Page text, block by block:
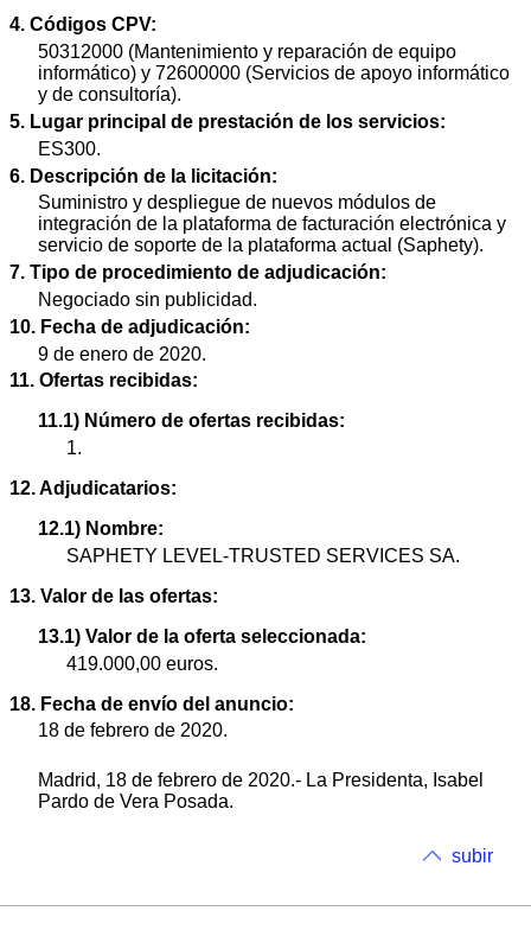
4. Códigos CPV:
50312000 (Mantenimiento y reparación de equipo
informático) y 72600000 (Servicios de apoyo informático
y de consultoría).
5. Lugar principal de prestación de los servicios:
ES300.
6. Descripción de la licitación:
Suministro y despliegue de nuevos módulos de
integración de la plataforma de facturación electrónica y
servicio de soporte de la plataforma actual (Saphety).
7. Tipo de procedimiento de adjudicación:
Negociado sin publicidad.
10. Fecha de adjudicación:
9 de enero de 2020.
11. Ofertas recibidas:
11.1) Número de ofertas recibidas:
1.
12. Adjudicatarios:
12.1) Nombre:
SAPHETY LEVEL-TRUSTED SERVICES SA.
13. Valor de las ofertas:
13.1) Valor de la oferta seleccionada:
419.000,00 euros.
18. Fecha de envío del anuncio:
18 de febrero de 2020.
Madrid, 18 de febrero de 2020.- La Presidenta, Isabel
Pardo de Vera Posada.
subir